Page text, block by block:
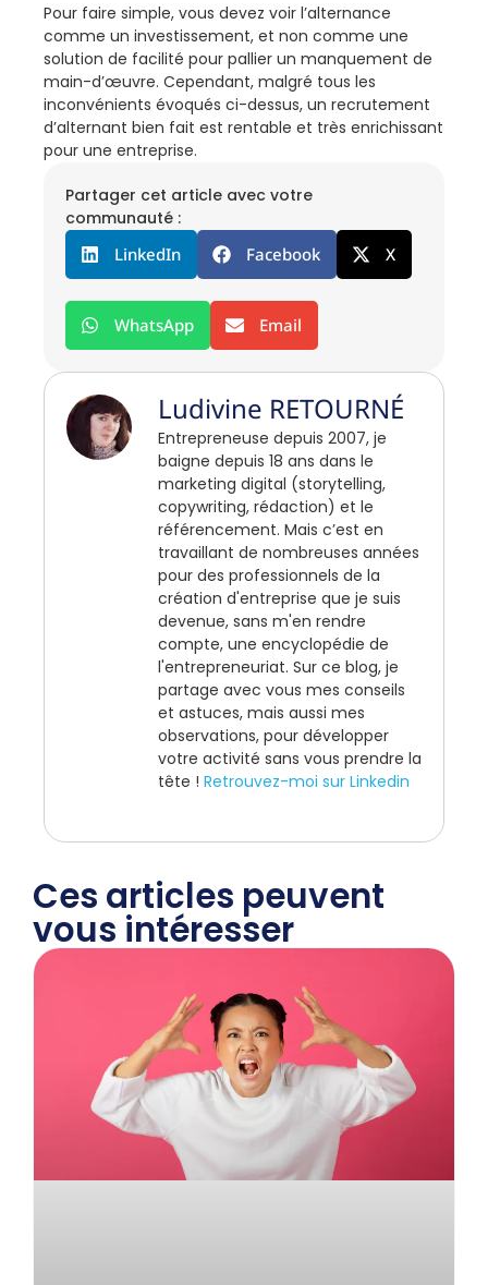
Pour faire simple, vous devez voir l’alternance
comme un investissement, et non comme une
solution de facilité pour pallier un manquement de
main-d’œuvre. Cependant, malgré tous les
inconvénients évoqués ci-dessus, un recrutement
d’alternant bien fait est rentable et très enrichissant
pour une entreprise.
Partager cet article avec votre
communauté :
LinkedIn
Facebook X
WhatsApp Email
Ludivine RETOURNÉ
Entrepreneuse depuis 2007, je
baigne depuis 18 ans dans le
marketing digital (storytelling,
copywriting, rédaction) et le
référencement. Mais c’est en
travaillant de nombreuses années
pour des professionnels de la
création d'entreprise que je suis
devenue, sans m'en rendre
compte, une encyclopédie de
l'entrepreneuriat. Sur ce blog, je
partage avec vous mes conseils
et astuces, mais aussi mes
observations, pour développer
votre activité sans vous prendre la
tête ! Retrouvez-moi sur Linkedin
Ces articles peuvent
vous intéresser​